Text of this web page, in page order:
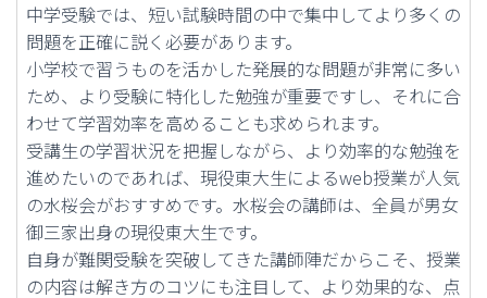
中学受験では、短い試験時間の中で集中してより多くの
問題を正確に説く必要があります。
小学校で習うものを活かした発展的な問題が非常に多い
ため、より受験に特化した勉強が重要ですし、それに合
わせて学習効率を高めることも求められます。
受講生の学習状況を把握しながら、より効率的な勉強を
進めたいのであれば、現役東大生によるweb授業が人気
の水桜会がおすすめです。水桜会の講師は、全員が男女
御三家出身の現役東大生です。
自身が難関受験を突破してきた講師陣だからこそ、授業
の内容は解き方のコツにも注目して、より効果的な、点